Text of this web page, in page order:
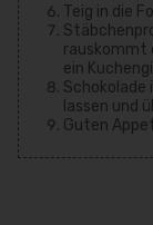
Teig in die
rauskommt
ein
Schokolade
lassen und
Guten